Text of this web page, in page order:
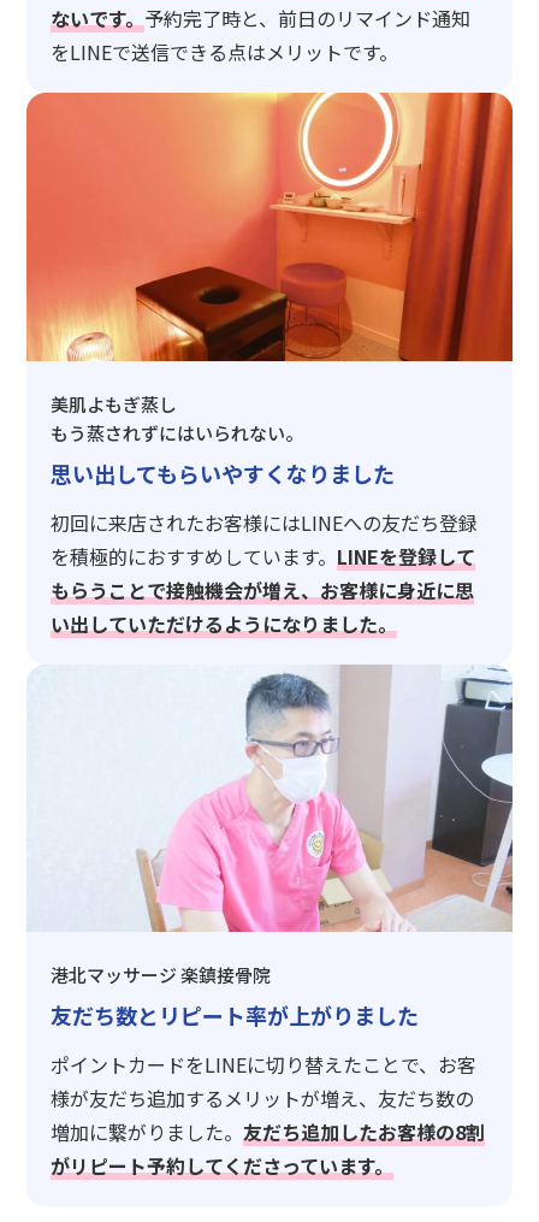
ないです。 予約完了時と、前日のリマインド通知
をLINEで送信できる点はメリットです。
美肌よもぎ蒸し
もう蒸されずにはいられない。
思い出してもらいやすくなりました
初回に来店されたお客様にはLINEへの友だち登録
を積極的におすすめしています。 LINEを登録して
もらうことで接触機会が増え、お客様に身近に思
い出していただけるようになりました。
港北マッサージ 楽鎮接骨院
友だち数とリピート率が上がりました
ポイントカードをLINEに切り替えたことで、お客
様が友だち追加するメリットが増え、友だち数の
増加に繋がりました。友だち追加したお客様の8割
がリピート予約してくださっています。